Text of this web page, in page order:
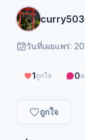
วันที่เผยแพร่:
1ถูกใจ 0
ถูกใจ